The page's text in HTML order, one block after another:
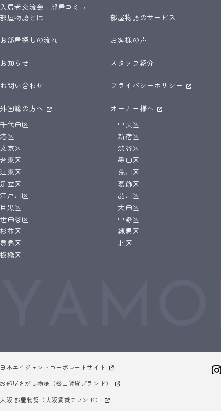
入居者交流会「部屋コミュ」
部屋物語とは
部屋物語のサービス
お部屋探しの流れ お客様の声
お知らせ スタッフ紹介
お問い合わせ プライバシーポリシー
外国籍の方へ
オーナー様へ
千代田区
中央区
港区
新宿区
文京区
渋谷区
台東区
墨田区
江東区
荒川区
足立区
葛飾区
江戸川区
品川区
目黒区
大田区
世田谷区
中野区
杉並区
練馬区
豊島区
北区
板橋区
日本エイジェントコーポレートサイト
お部屋さがし物語（松山賃貸ブランド）
大阪 部屋物語（大阪賃貸ブランド）